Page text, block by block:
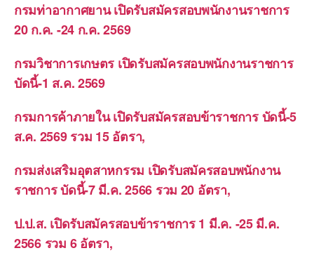
กรมท่าอากาศยาน เปิดรับสมัครสอบพนักงานราชการ
20 ก.ค. -24 ก.ค. 2569
กรมวิชาการเกษตร เปิดรับสมัครสอบพนักงานราชการ
บัดนี้-1 ส.ค. 2569
กรมการค้าภายใน เปิดรับสมัครสอบข้าราชการ บัดนี้-5
ส.ค. 2569 รวม 15 อัตรา,
กรมส่งเสริมอุตสาหกรรม เปิดรับสมัครสอบพนักงาน
ราชการ บัดนี้-7 มี.ค. 2566 รวม 20 อัตรา,
ป.ป.ส. เปิดรับสมัครสอบข้าราชการ 1 มี.ค. -25 มี.ค.
2566 รวม 6 อัตรา,